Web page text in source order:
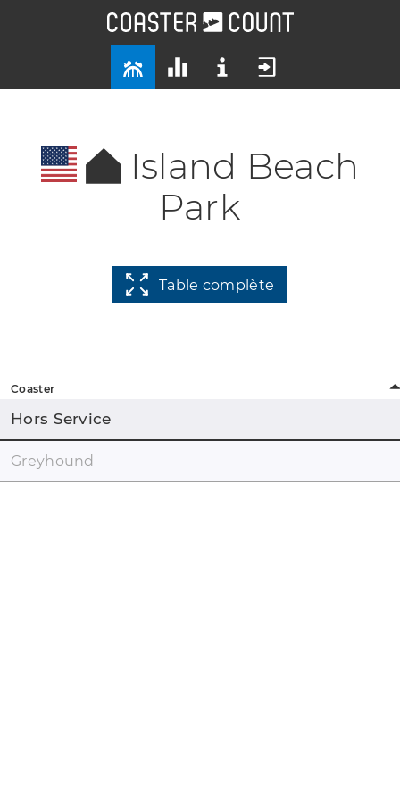
Island Beach
Park
Table complète
Coaster
Hors Service
Greyhound